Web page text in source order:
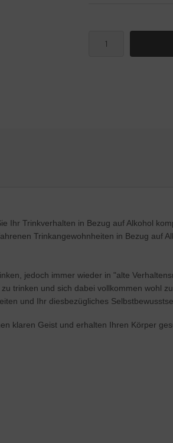
Ihr Trinkverhalten in Bezug auf Alkohol
Trinkangewohnheiten in Bezug auf
jedoch immer wieder in "alte
trinken und sich dabei vollkommen wohl
und Ihr diesbezügliches
klaren Geist und erhalten Ihren Körper